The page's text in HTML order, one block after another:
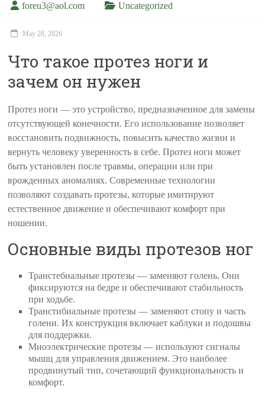
foreu3@aol.com Uncategorized
May 28, 2026
Что такое протез ноги и
зачем он нужен
Протез ноги — это устройство, предназначенное для замены
отсутствующей конечности. Его использование позволяет
восстановить подвижность, повысить качество жизни и
вернуть человеку уверенность в себе. Протез ноги может
быть установлен после травмы, операции или при
врожденных аномалиях. Современные технологии
позволяют создавать протезы, которые имитируют
естественное движение и обеспечивают комфорт при
ношении.
Основные виды протезов ног
Транстебиальные протезы — заменяют голень. Они
фиксируются на бедре и обеспечивают стабильность
при ходьбе.
Транстибиальные протезы — заменяют стопу и часть
голени. Их конструкция включает каблуки и подошвы
для поддержки.
Миоэлектрические протезы — используют сигналы
мышц для управления движением. Это наиболее
продвинутый тип, сочетающий функциональность и
комфорт.